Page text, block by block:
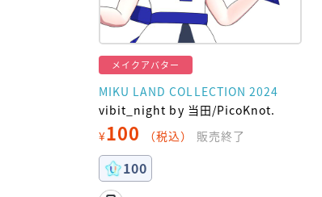
メイクアバター
MIKU LAND COLLECTION 2024
vibit_night by 当田/PicoKnot.
¥100 （税込） 販売終了
100